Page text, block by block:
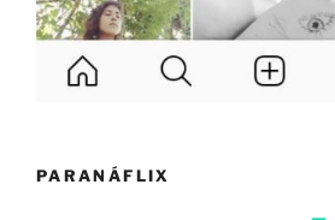
PARANÁFLIX